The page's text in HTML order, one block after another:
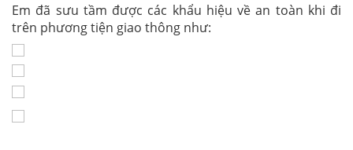
Em đã sưu tầm được các khẩu hiệu về an toàn khi đi
trên phương tiện giao thông như: